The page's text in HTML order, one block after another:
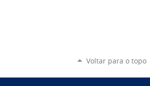
Voltar para o topo